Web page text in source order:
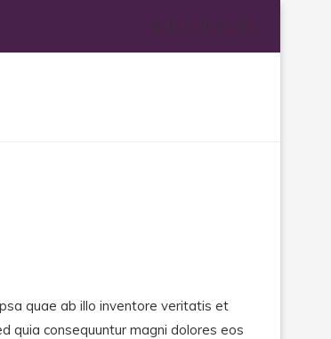
quae ab illo inventore veritatis et
quia consequuntur magni dolores eos